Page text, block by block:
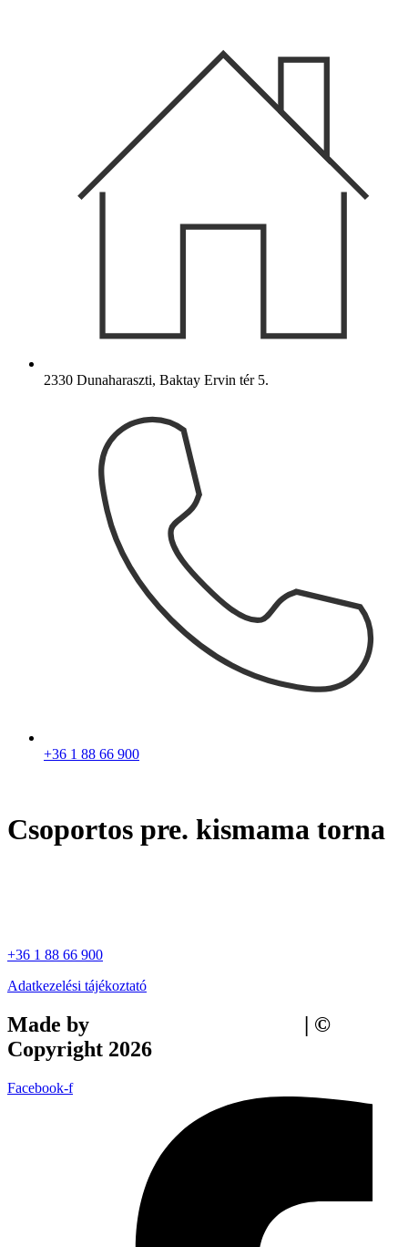
2330 Dunaharaszti, Baktay Ervin tér 5.
+36 1 88 66 900
Csoportos pre. kismama torna
+36 1 88 66 900
Adatkezelési tájékoztató
Made by
| ©
Copyright 2026
Facebook-f